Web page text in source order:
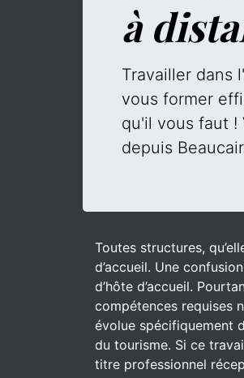
à
Travailler dans
vous former
qu'il vous faut !
depuis
Toutes structures,
d’accueil. Une
d’hôte d’accueil.
compétences requises
évolue spécifiquement
du tourisme. Si ce
titre professionnel